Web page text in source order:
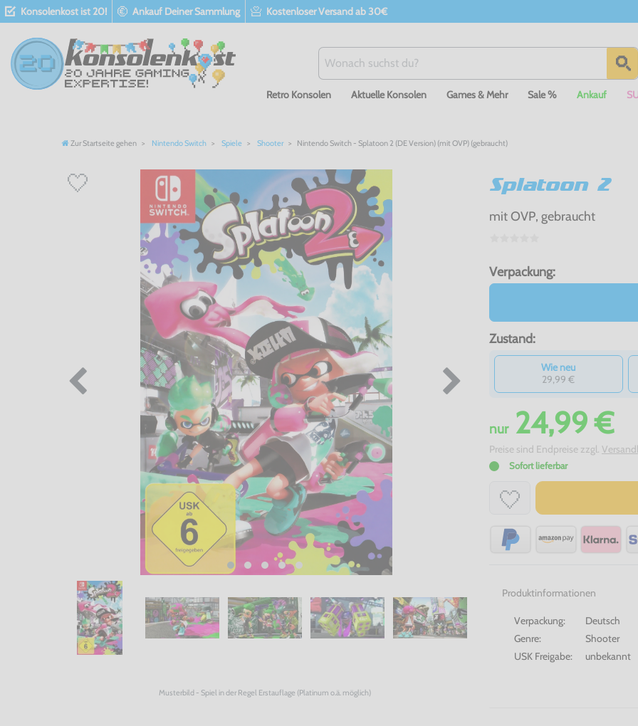
Konsolenkost ist 20! Ankauf Deiner Sammlung Kostenloser Versand ab 30€
Retro Konsolen Aktuelle Konsolen Games & Mehr Sale % Ankauf
Zur Startseite gehen Nintendo Switch Spiele Shooter Nintendo Switch - Splatoon 2 (DE Version) (mit OVP) (gebraucht)
Musterbild - Spiel in der Regel Erstauflage (Platinum o.ä. möglich)
Splatoon 2
mit OVP, gebraucht
Verpackung:
Zustand:
Wie neu
29,99 €
nur24,99 €
Preise sind Endpreise zzgl.
Sofort lieferbar
Produktinformationen
Verpackung: Deutsch
Genre:
Shooter
USK Freigabe:
unbekannt